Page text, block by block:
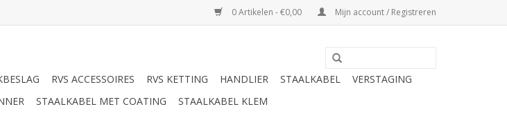
0 Artikelen - €0,00 Mijn account / Registreren
RVS ACCESSOIRES RVS KETTING HANDLIER STAALKABEL
VERSTAGING
STAALKABEL MET COATING STAALKABEL KLEM